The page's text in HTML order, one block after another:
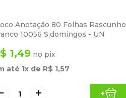
Anotação 80 Folhas Rascunho
10056 S.domingos - UN
1,49 no pix
até 1x de R$ 1,57
＋ +